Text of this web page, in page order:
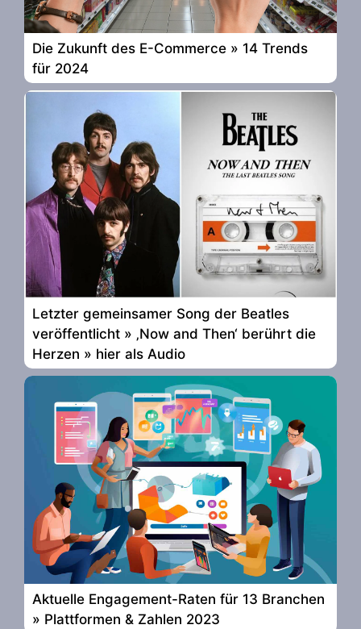
Die Zukunft des E-Commerce » 14 Trends
für 2024
Letzter gemeinsamer Song der Beatles
veröffentlicht » ‚Now and Then‘ berührt die
Herzen » hier als Audio
Aktuelle Engagement-Raten für 13 Branchen
» Plattformen & Zahlen 2023